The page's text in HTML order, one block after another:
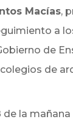
Macías,
a
de
de
la